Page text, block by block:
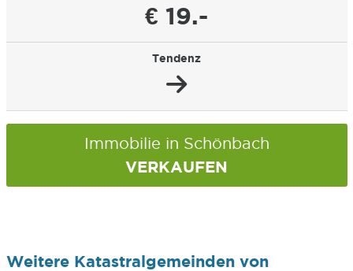
€ 19.-
Tendenz
Immobilie in Schönbach
VERKAUFEN
Weitere Katastralgemeinden von